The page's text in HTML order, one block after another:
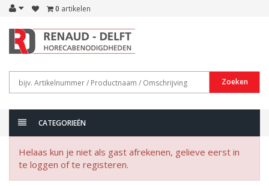
0 artikelen
Zoeken
CATEGORIEËN
Helaas kun je niet als gast afrekenen, gelieve eerst in
te loggen of te registeren.